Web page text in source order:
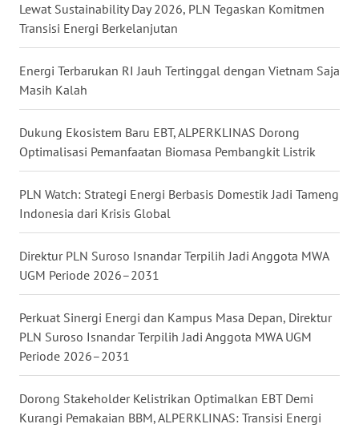
Lewat Sustainability Day 2026, PLN Tegaskan Komitmen
Transisi Energi Berkelanjutan
Energi Terbarukan RI Jauh Tertinggal dengan Vietnam Saja
Masih Kalah
Dukung Ekosistem Baru EBT, ALPERKLINAS Dorong
Optimalisasi Pemanfaatan Biomasa Pembangkit Listrik
PLN Watch: Strategi Energi Berbasis Domestik Jadi Tameng
Indonesia dari Krisis Global
Direktur PLN Suroso Isnandar Terpilih Jadi Anggota MWA
UGM Periode 2026–2031
Perkuat Sinergi Energi dan Kampus Masa Depan, Direktur
PLN Suroso Isnandar Terpilih Jadi Anggota MWA UGM
Periode 2026–2031
Dorong Stakeholder Kelistrikan Optimalkan EBT Demi
Kurangi Pemakaian BBM, ALPERKLINAS: Transisi Energi
MALUT
WN
DAIRI
WN
DANAU
TOBA
NIAS
LANGKAT
TAPANULI
SELATAN
WN
TANJUNG
LESUNG